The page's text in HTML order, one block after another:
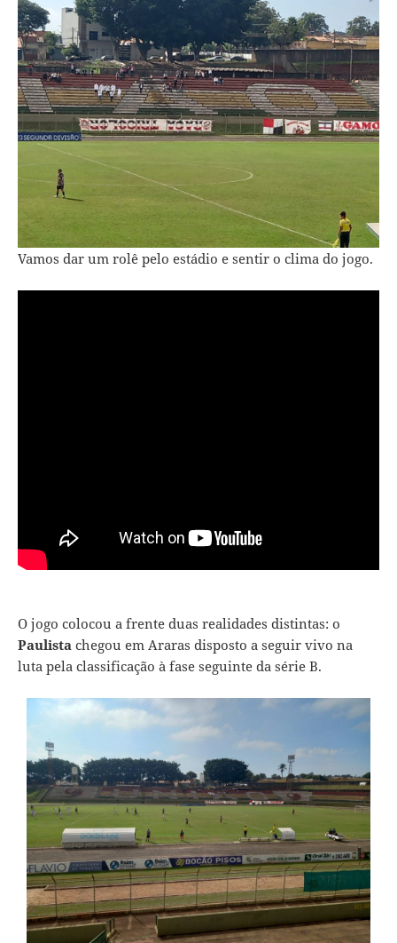
Vamos dar um rolê pelo estádio e sentir o clima do jogo.
O jogo colocou a frente duas realidades distintas: o
Paulista chegou em Araras disposto a seguir vivo na
luta pela classificação à fase seguinte da série B.